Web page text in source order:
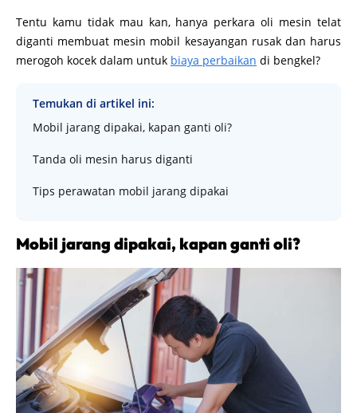
Tentu kamu tidak mau kan, hanya perkara oli mesin telat
diganti membuat mesin mobil kesayangan rusak dan harus
merogoh kocek dalam untuk biaya perbaikan di bengkel?
Temukan di artikel ini:
Mobil jarang dipakai, kapan ganti oli?
Tanda oli mesin harus diganti
Tips perawatan mobil jarang dipakai
Mobil jarang dipakai, kapan ganti oli?